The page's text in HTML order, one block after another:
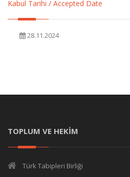
Kabul Tarihi / Accepted Date
28.11.2024
TOPLUM VE HEKİM
Türk Tabipleri Birliği